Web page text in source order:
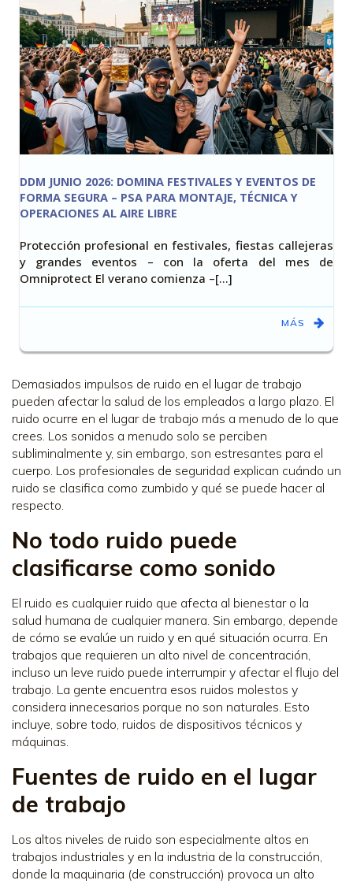
DDM JUNIO 2026: DOMINA FESTIVALES Y EVENTOS DE
FORMA SEGURA – PSA PARA MONTAJE, TÉCNICA Y
OPERACIONES AL AIRE LIBRE
Protección profesional en festivales, fiestas callejeras
y grandes eventos – con la oferta del mes de
Omniprotect El verano comienza –[…]
MÁS
Demasiados impulsos de ruido en el lugar de trabajo
pueden afectar la salud de los empleados a largo plazo. El
ruido ocurre en el lugar de trabajo más a menudo de lo que
crees. Los sonidos a menudo solo se perciben
subliminalmente y, sin embargo, son estresantes para el
cuerpo. Los profesionales de seguridad explican cuándo un
ruido se clasifica como zumbido y qué se puede hacer al
respecto.
No todo ruido puede
clasificarse como sonido
El ruido es cualquier ruido que afecta al bienestar o la
salud humana de cualquier manera. Sin embargo, depende
de cómo se evalúe un ruido y en qué situación ocurra. En
trabajos que requieren un alto nivel de concentración,
incluso un leve ruido puede interrumpir y afectar el flujo del
trabajo. La gente encuentra esos ruidos molestos y
considera innecesarios porque no son naturales. Esto
incluye, sobre todo, ruidos de dispositivos técnicos y
máquinas.
Fuentes de ruido en el lugar
de trabajo
Los altos niveles de ruido son especialmente altos en
trabajos industriales y en la industria de la construcción,
donde la maquinaria (de construcción) provoca un alto